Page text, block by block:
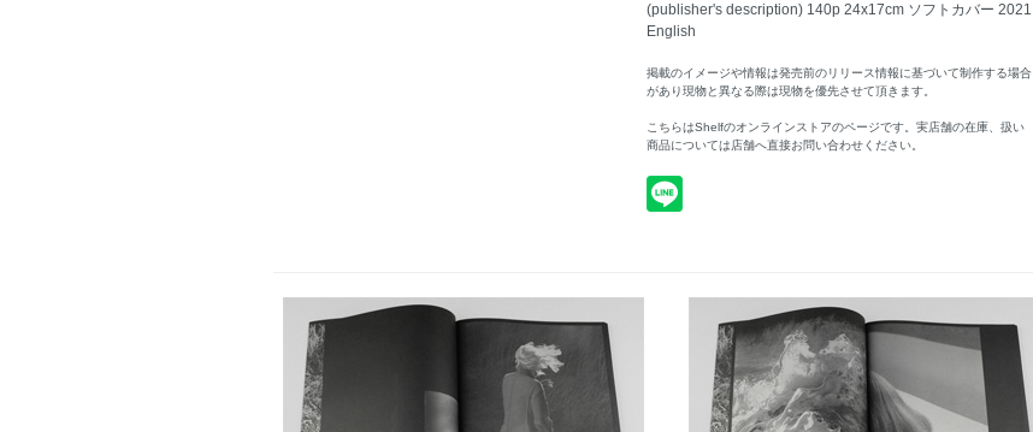
(publisher's description) 140p 24x17cm ソフトカバー 2021
English
掲載のイメージや情報は発売前のリリース情報に基づいて制作する場合
があり現物と異なる際は現物を優先させて頂きます。
こちらはShelfのオンラインストアのページです。実店舗の在庫、扱い
商品については店舗へ直接お問い合わせください。